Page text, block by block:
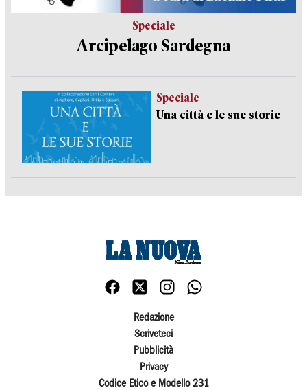
Speciale
Arcipelago Sardegna
Speciale
Una città e le sue storie
Redazione
Scriveteci
Pubblicità
Privacy
Codice Etico e Modello 231